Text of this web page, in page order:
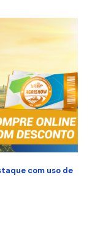
com uso de